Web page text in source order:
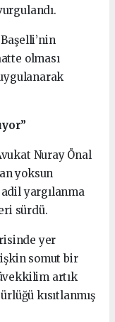
olması
Nuray Önal
yoksun
yargılanma
sürdü.
yer
somut bir
artık
kısıtlanmış